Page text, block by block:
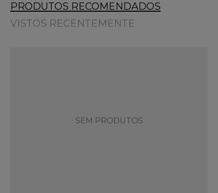
PRODUTOS RECOMENDADOS
VISTOS RECENTEMENTE
SEM PRODUTOS